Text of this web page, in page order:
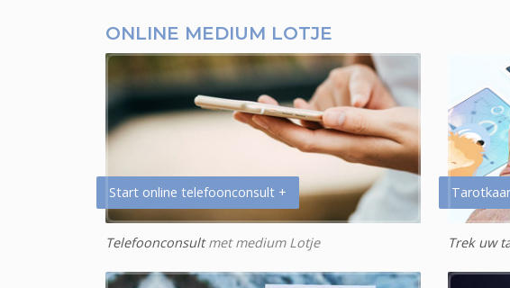
ONLINE MEDIUM LOTJE
Start online telefoonconsult +
Telefoonconsultmet medium Lotje Trek uw